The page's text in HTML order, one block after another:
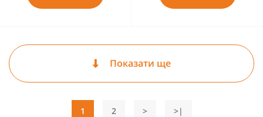
Показати ще
1 2 > >|